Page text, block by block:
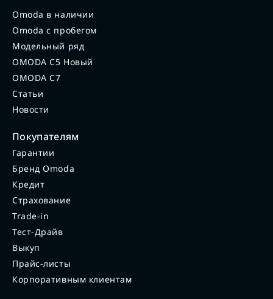
Omoda в наличии
Omoda с пробегом
Модельный ряд
OMODA C5 Новый
OMODA C7
Статьи
Новости
Покупателям
Гарантии
Бренд Omoda
Кредит
Страхование
Trade-in
Тест-Драйв
Выкуп
Прайс-листы
Корпоративным клиентам